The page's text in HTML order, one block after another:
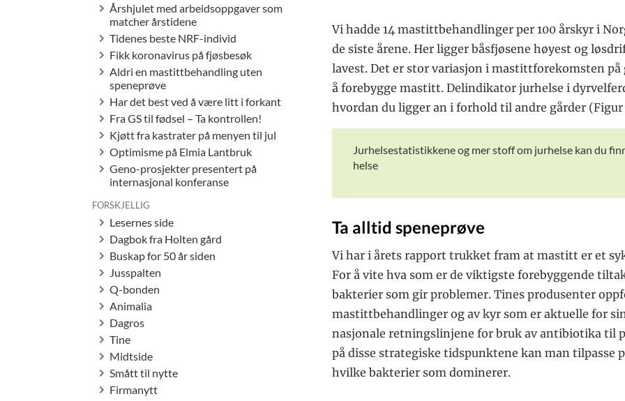
Årshjulet med arbeidsoppgaver som
matcher årstidene
Tidenes beste NRF-individ
Fikk koronavirus på fjøsbesøk
Aldri en mastittbehandling uten
speneprøve
Har det best ved å være litt i forkant
Fra GS til fødsel – Ta kontrollen!
Kjøtt fra kastrater på menyen til jul
Optimisme på Elmia Lantbruk
Geno-prosjekter presentert på
internasjonal konferanse
FORSKJELLIG
Lesernes side
Dagbok fra Holten gård
Buskap for 50 år siden
Jusspalten
Q-bonden
Animalia
Dagros
Tine
Midtside
Smått til nytte
Firmanytt
Vi hadde 14 mastittbehandlinger per 100 årskyr i
de siste årene. Her ligger båsfjøsene høyest og
lavest. Det er stor variasjon i mastittforekomsten på
å forebygge mastitt. Delindikator jurhelse i
hvordan du ligger an i forhold til andre gårder (Figur
Jurhelsestatistikkene og mer stoff om jurhelse kan du
helse
Ta alltid speneprøve
Vi har i årets rapport trukket fram at mastitt er et
For å vite hva som er de viktigste forebyggende
bakterier som gir problemer. Tines produsenter
mastittbehandlinger og av kyr som er aktuelle for
nasjonale retningslinjene for bruk av antibiotika til
på disse strategiske tidspunktene kan man
hvilke bakterier som dominerer.